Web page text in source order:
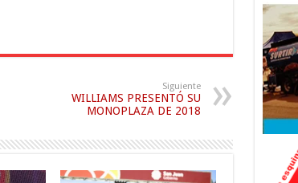
Siguiente
WILLIAMS PRESENTÓ SU
MONOPLAZA DE 2018